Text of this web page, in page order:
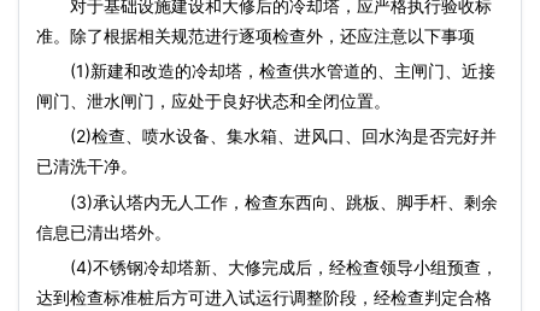
对于基础设施建设和大修后的冷却塔，应严格执行验收标
准。除了根据相关规范进行逐项检查外，还应注意以下事项
(1)新建和改造的冷却塔，检查供水管道的、主闸门、近接
闸门、泄水闸门，应处于良好状态和全闭位置。
(2)检查、喷水设备、集水箱、进风口、回水沟是否完好并
已清洗干净。
(3)承认塔内无人工作，检查东西向、跳板、脚手杆、剩余
信息已清出塔外。
(4)不锈钢冷却塔新、大修完成后，经检查领导小组预查，
达到检查标准桩后方可进入试运行调整阶段，经检查判定合格